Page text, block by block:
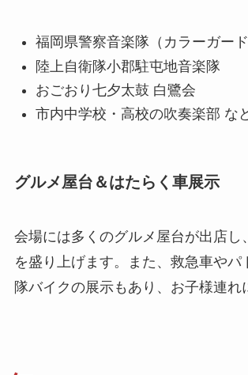
福岡県警察音楽隊（カラーガード
陸上自衛隊小郡駐屯地音楽隊
おごおり七夕太鼓 白鷺会
市内中学校・高校の吹奏楽部 な
グルメ屋台＆はたらく車展示
会場には多くのグルメ屋台が出店し
を盛り上げます。また、救急車やパ
隊バイクの展示もあり、お子様連れ